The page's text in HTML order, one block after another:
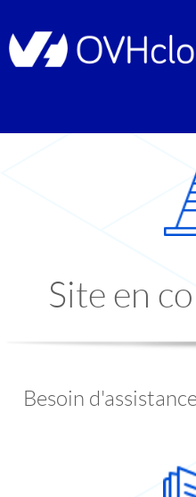
Site en
Besoin